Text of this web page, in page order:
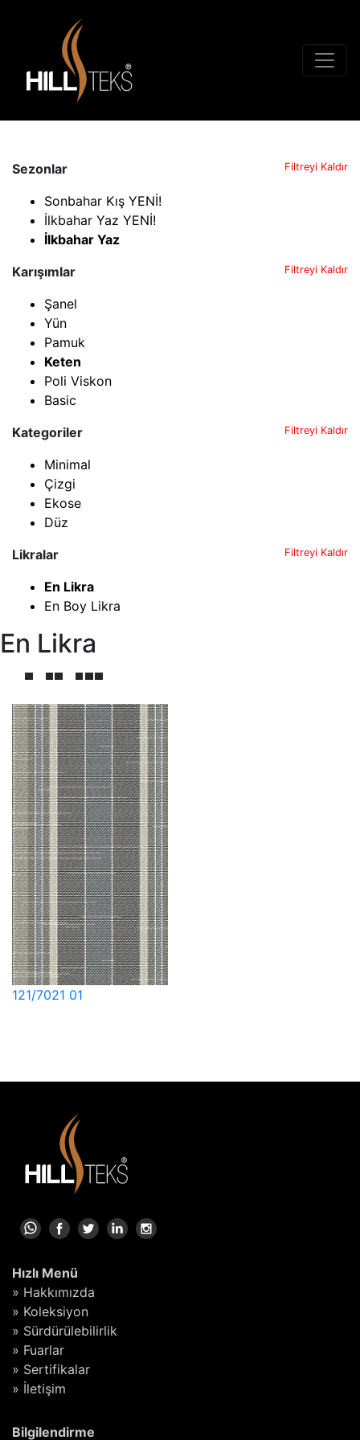
Sezonlar Filtreyi Kaldır
Sonbahar Kış YENİ!
İlkbahar Yaz YENİ!
İlkbahar Yaz
Karışımlar
Filtreyi Kaldır
Şanel
Yün
Pamuk
Keten
Poli Viskon
Basic
Kategoriler
Filtreyi Kaldır
Minimal
Çizgi
Ekose
Düz
Likralar
Filtreyi Kaldır
En Likra
En Boy Likra
En Likra
121/7021 01
Hızlı Menü
» Hakkımızda
» Koleksiyon
» Sürdürülebilirlik
» Fuarlar
» Sertifikalar
» İletişim
Bilgilendirme